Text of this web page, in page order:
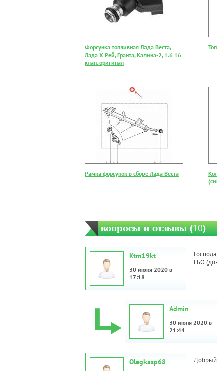
Форсунка топливная Лада Веста,
Лада Х Рей, Гранта, Калина-2, 1.6 16
клап. оригинал
Рампа форсунок в сборе Лада Веста
вопросы и отзывы (10)
Ktm19kt
30 июня 2020 в
17:18
ГБО
Admin
30 июня 2020 в
21:44
Olegkasp68 Добрый